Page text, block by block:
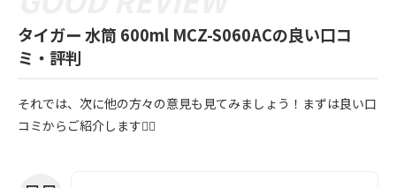
タイガー 水筒 600ml MCZ-S060ACの良い口コ
ミ・評判
それでは、次に他の方々の意見も見てみましょう！まずは良い口
コミからご紹介します💁‍♀️